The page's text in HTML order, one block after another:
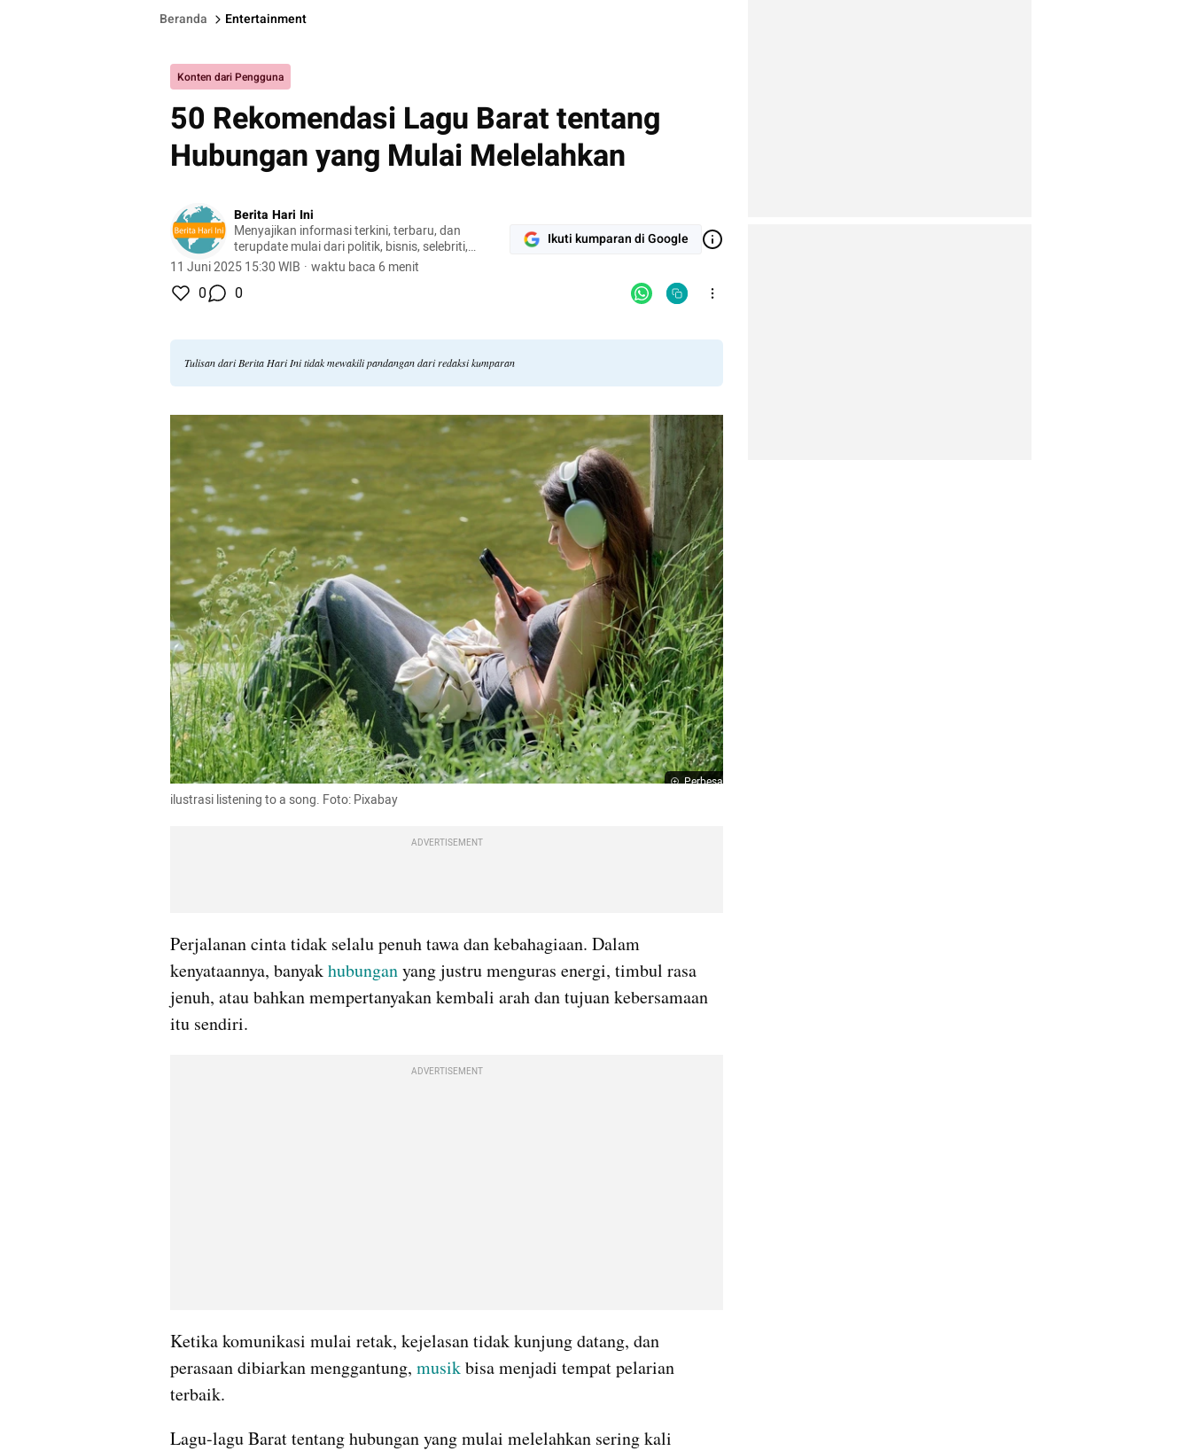
Beranda Entertainment
Konten dari Pengguna
50 Rekomendasi Lagu Barat tentang
Hubungan yang Mulai Melelahkan
Berita Hari Ini
Menyajikan informasi terkini, terbaru, dan
terupdate mulai dari politik, bisnis, selebriti,
lifestyle, dan masih banyak lagi.
11 Juni 2025 15:30 WIB · waktu baca 6 menit
Ikuti kumparan di Google
0 0
Tulisan dari Berita Hari Ini tidak mewakili pandangan dari redaksi kumparan
Perbesar
ilustrasi listening to a song. Foto: Pixabay
ADVERTISEMENT
Perjalanan cinta tidak selalu penuh tawa dan kebahagiaan. Dalam
kenyataannya, banyak hubungan yang justru menguras energi, timbul rasa
jenuh, atau bahkan mempertanyakan kembali arah dan tujuan kebersamaan
itu sendiri.
ADVERTISEMENT
Ketika komunikasi mulai retak, kejelasan tidak kunjung datang, dan
perasaan dibiarkan menggantung, musik bisa menjadi tempat pelarian
terbaik.
Lagu-lagu Barat tentang hubungan yang mulai melelahkan sering kali